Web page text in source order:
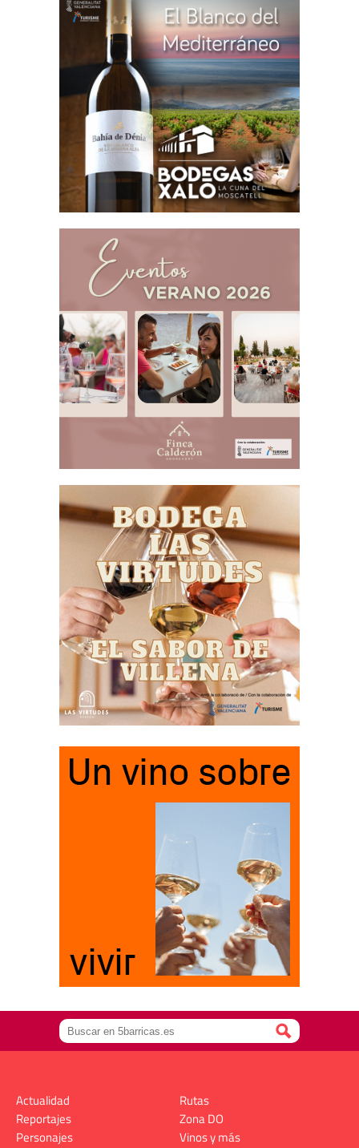
Actualidad
Reportajes
Personajes
Rutas
Zona DO
Vinos y más